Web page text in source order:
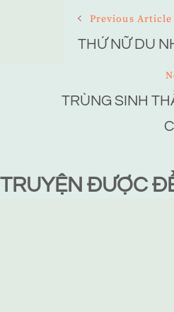
Navigation
Previous Article
THỨ NỮ DU
TRÙNG SINH
TRUYỆN ĐƯỢC